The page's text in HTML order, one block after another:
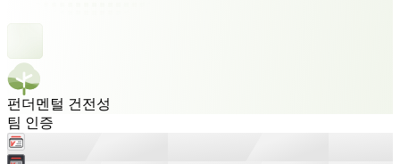
펀더멘털 건전성
팀 인증